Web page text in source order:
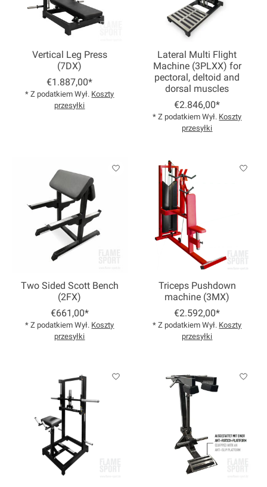
Vertical Leg Press
(7DX)
€1.887,00*
* Z podatkiem Wył. Koszty
przesyłki
Lateral Multi Flight
Machine (3PLXX) for
pectoral, deltoid and
dorsal muscles
€2.846,00*
* Z podatkiem Wył. Koszty
przesyłki
Two Sided Scott Bench
(2FX)
€661,00*
* Z podatkiem Wył. Koszty
przesyłki
Triceps Pushdown
machine (3MX)
€2.592,00*
* Z podatkiem Wył. Koszty
przesyłki